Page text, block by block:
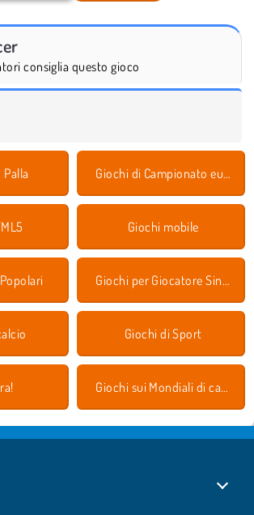
consiglia questo gioco
Palla Giochi di Campionato europeo di calcio
Giochi mobile
Giochi per Giocatore Singolo
Giochi di Sport
Giochi sui Mondiali di calcio